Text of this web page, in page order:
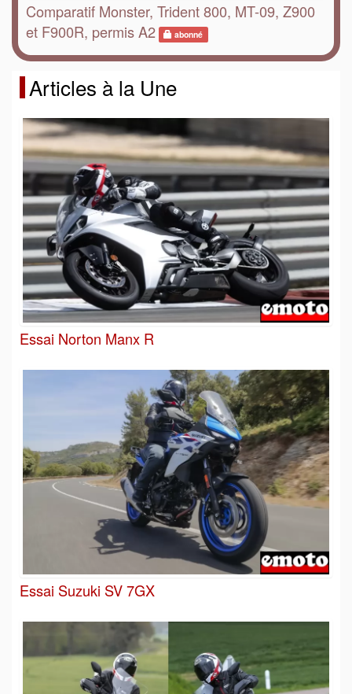
Comparatif Monster, Trident 800, MT-09, Z900
et F900R, permis A2
abonné
Articles à la Une
Essai Norton Manx R
Essai Suzuki SV 7GX